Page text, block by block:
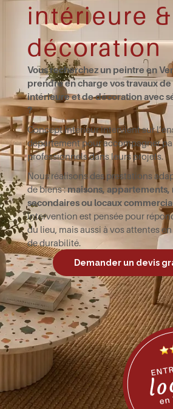
intérieure &
décoration
Vous recherchez un peintre en
prendre en charge vos travaux
intérieure et de décoration avec
?
Concept Intérieur intervient sur
département pour accompagner
professionnels dans leurs projets.
Nous réalisons des prestations
de biens :maisons, appartements,
secondaires ou locaux
intervention est pensée pour
du lieu, mais aussi à vos attentes
de durabilité.
Demander un devis